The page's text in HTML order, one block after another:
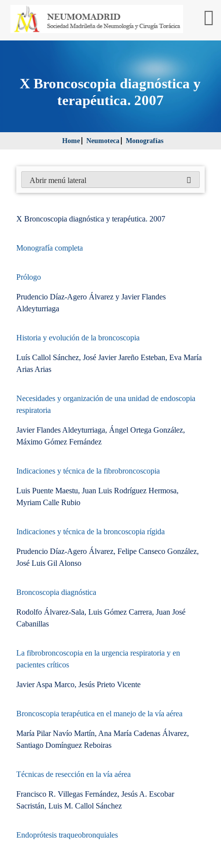
X Broncoscopia diagnóstica y
terapéutica. 2007
Home Neumoteca Monografías
X Broncoscopia diagnóstica y terapéutica. 2007
Monografía completa
Prólogo
Prudencio Díaz-Agero Álvarez y Javier Flandes
Aldeyturriaga
Historia y evolución de la broncoscopia
Luís Callol Sánchez, José Javier Jareño Esteban, Eva María
Arias Arias
Necesidades y organización de una unidad de endoscopia
respiratoria
Javier Flandes Aldeyturriaga, Ángel Ortega González,
Máximo Gómez Fernández
Indicaciones y técnica de la fibrobroncoscopia
Luis Puente Maestu, Juan Luis Rodríguez Hermosa,
Myriam Calle Rubio
Indicaciones y técnica de la broncoscopia rígida
Prudencio Díaz-Agero Álvarez, Felipe Canseco González,
José Luis Gil Alonso
Broncoscopia diagnóstica
Rodolfo Álvarez-Sala, Luis Gómez Carrera, Juan José
Cabanillas
La fibrobroncoscopia en la urgencia respiratoria y en
pacientes críticos
Javier Aspa Marco, Jesús Prieto Vicente
Broncoscopia terapéutica en el manejo de la vía aérea
María Pilar Navío Martín, Ana María Cadenas Álvarez,
Santiago Domínguez Reboiras
Técnicas de resección en la vía aérea
Francisco R. Villegas Fernández, Jesús A. Escobar
Sacristán, Luis M. Callol Sánchez
Endoprótesis traqueobronquiales
Abrir menú lateral